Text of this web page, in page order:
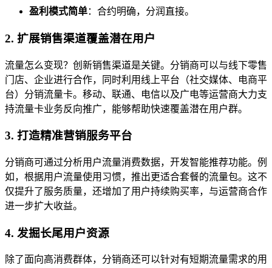
盈利模式简单：合约明确，分润直接。
2. 扩展销售渠道覆盖潜在用户
流量怎么变现？创新销售渠道是关键。分销商可以与线下零售
门店、企业进行合作，同时利用线上平台（社交媒体、电商平
台）分销流量卡。移动、联通、电信以及广电等运营商大力支
持流量卡业务反向推广，能够帮助快速覆盖潜在用户群。
3. 打造精准营销服务平台
分销商可通过分析用户流量消费数据，开发智能推荐功能。例
如，根据用户流量使用习惯，推出更适合套餐的流量包。这不
仅提升了服务质量，还增加了用户持续购买率，与运营商合作
进一步扩大收益。
4. 发掘长尾用户资源
除了面向高消费群体，分销商还可以针对有短期流量需求的用